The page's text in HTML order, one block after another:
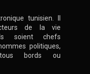
tunisien. Il
de la vie
soient chefs
politiques,
tous bords ou